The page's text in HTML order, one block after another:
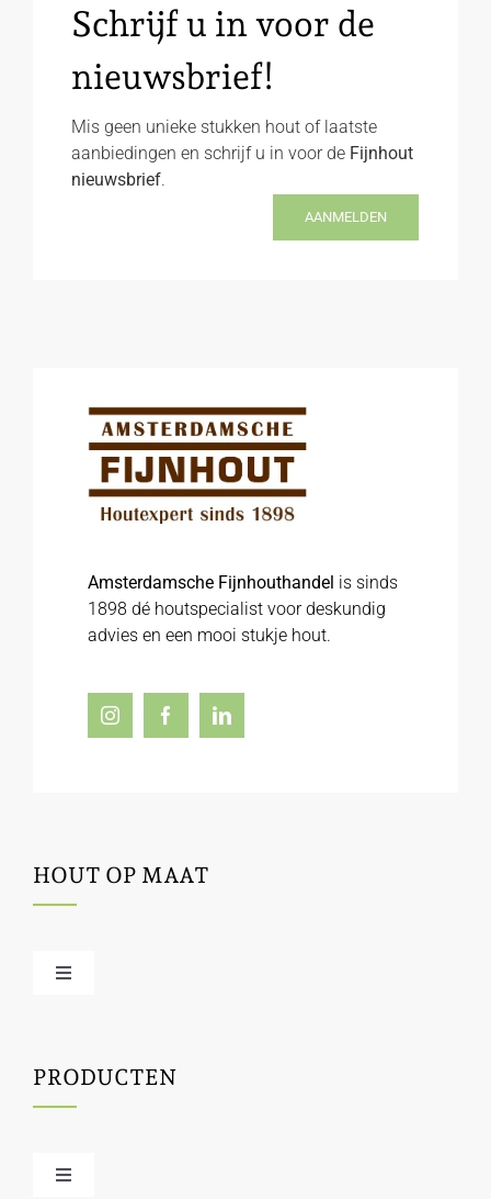
Schrijf u in voor de
nieuwsbrief!
Mis geen unieke stukken hout of laatste
aanbiedingen en schrijf u in voor de Fijnhout
nieuwsbrief.
AANMELDEN
Amsterdamsche Fijnhouthandel is sinds
1898 dé houtspecialist voor deskundig
advies en een mooi stukje hout.
HOUT OP MAAT
Toggle
Houtbewerking
Houtinfo
PRODUCTEN
Toggle